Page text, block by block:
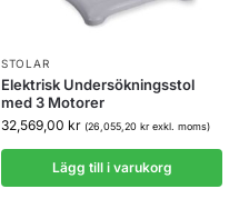
STOLAR
Elektrisk Undersökningsstol
med 3 Motorer
32,569,00 kr (26,055,20 krexkl. moms)
Lägg till i varukorg